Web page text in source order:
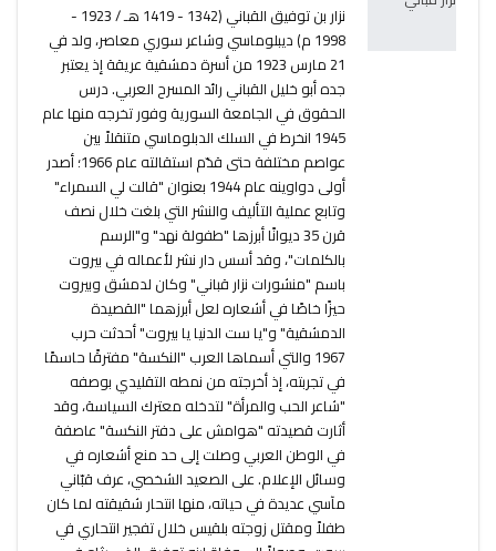
نزار بن توفيق القباني (1342 - 1419 هـ / 1923 -
1998 م) ديبلوماسي وشاعر سوري معاصر، ولد في
21 مارس 1923 من أسرة دمشقية عريقة إذ يعتبر
جده أبو خليل القباني رائد المسرح العربي. درس
الحقوق في الجامعة السورية وفور تخرجه منها عام
1945 انخرط في السلك الدبلوماسي متنقلاً بين
عواصم مختلفة حتى قدّم استقالته عام 1966؛ أصدر
أولى دواوينه عام 1944 بعنوان "قالت لي السمراء"
وتابع عملية التأليف والنشر التي بلغت خلال نصف
قرن 35 ديوانًا أبرزها "طفولة نهد" و"الرسم
بالكلمات"، وقد أسس دار نشر لأعماله في بيروت
باسم "منشورات نزار قباني" وكان لدمشق وبيروت
حيزًا خاصًا في أشعاره لعل أبرزهما "القصيدة
الدمشقية" و"يا ست الدنيا يا بيروت" أحدثت حرب
1967 والتي أسماها العرب "النكسة" مفترقًا حاسمًا
في تجربته، إذ أخرجته من نمطه التقليدي بوصفه
"شاعر الحب والمرأة" لتدخله معترك السياسة، وقد
أثارت قصيدته "هوامش على دفتر النكسة" عاصفة
في الوطن العربي وصلت إلى حد منع أشعاره في
وسائل الإعلام. على الصعيد الشخصي، عرف قبّاني
مآسي عديدة في حياته، منها انتحار شقيقته لما كان
طفلاً ومقتل زوجته بلقيس خلال تفجير انتحاري في